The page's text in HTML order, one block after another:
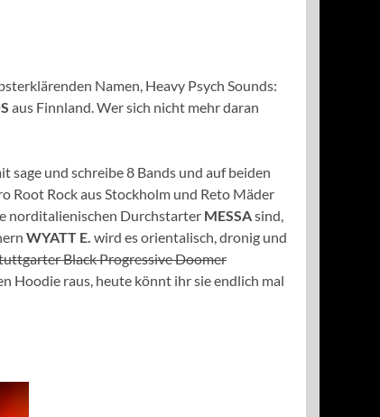
Namen, Heavy Psych Sounds:
aus Finnland. Wer sich nicht mehr daran
sage und schreibe 8 Bands und auf beiden
Root Rock aus Stockholm und Reto Mäder
norditalienischen Durchstarter MESSAsind,
WYATT E. wird es orientalisch, dronig und
Black Progressive Doomer
Hoodie raus, heute könnt ihr sie endlich mal